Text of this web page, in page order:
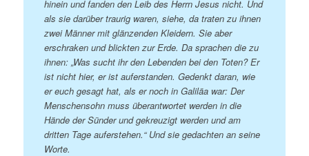
hinein und fanden den Leib des Herrn Jesus nicht. Und
als sie darüber traurig waren, siehe, da traten zu ihnen
zwei Männer mit glänzenden Kleidern. Sie aber
erschraken und blickten zur Erde. Da sprachen die zu
ihnen: „Was sucht ihr den Lebenden bei den Toten? Er
ist nicht hier, er ist auferstanden. Gedenkt daran, wie
er euch gesagt hat, als er noch in Galiläa war: Der
Menschensohn muss überantwortet werden in die
Hände der Sünder und gekreuzigt werden und am
dritten Tage auferstehen.“ Und sie gedachten an seine
Worte.